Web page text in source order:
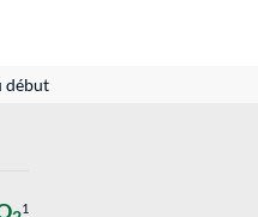
début
1